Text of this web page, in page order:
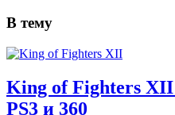
В тему
King of Fighters
PS3 и 360